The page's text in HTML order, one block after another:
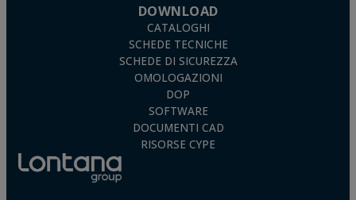
DOWNLOAD
CATALOGHI
SCHEDE TECNICHE
SCHEDE DI SICUREZZA
OMOLOGAZIONI
DOP
SOFTWARE
DOCUMENTI CAD
RISORSE CYPE